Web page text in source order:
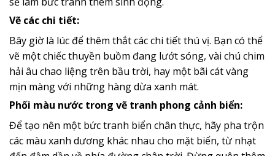
Vẽ các chi tiết:
Bây giờ là lúc để thêm thắt các chi tiết thú vị. Bạn có thể
vẽ một chiếc thuyền buồm đang lướt sóng, vài chú chim
hải âu chao liệng trên bầu trời, hay một bãi cát vàng
mịn màng với những hàng dừa xanh mát.
Phối màu nước trong vẽ tranh phong cảnh biển:
Để tạo nên một bức tranh biển chân thực, hãy pha trộn
các màu xanh dương khác nhau cho mặt biển, từ nhạt